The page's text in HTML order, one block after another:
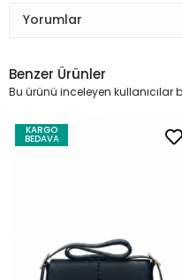
Yorumlar
Benzer Ürünler
Bu ürünü inceleyen kullanıcılar
KARGO
BEDAVA